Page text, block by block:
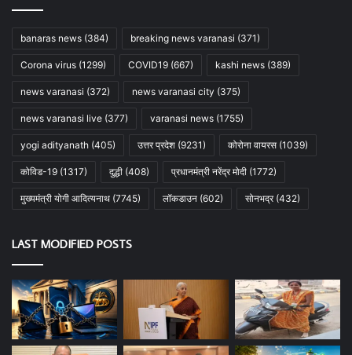
banaras news (384) breaking news varanasi (371)
Corona virus (1299) COVID19 (667) kashi news (389)
news varanasi (372) news varanasi city (375)
news varanasi live (377) varanasi news (1755)
yogi adityanath (405) उत्तर प्रदेश (9231) कोरोना वायरस (1039)
कोविड-19 (1317) दुद्धी (408) प्रधानमंत्री नरेंद्र मोदी (1772)
मुख्यमंत्री योगी आदित्यनाथ (7745) लॉकडाउन (602) सोनभद्र(432)
LAST MODIFIED POSTS